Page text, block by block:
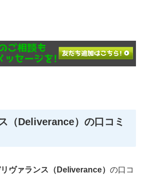
（Deliverance）の口コミ
ヴァランス（Deliverance） の口コ